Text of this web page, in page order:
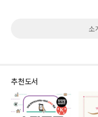
소
추천도서